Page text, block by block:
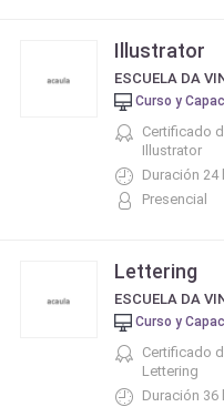
Illustrator
ESCUELA DA
Curso y
Certificado
Illustrator
Duración 24
Presencial
Lettering
ESCUELA DA
Curso y
Certificado
Lettering
Duración 36